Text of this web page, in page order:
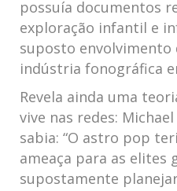
possuía documentos
exploração infantil e
suposto envolvimento
indústria fonográfica
Revela ainda uma
vive nas redes:
sabia: “O astro pop
ameaça para as elites
supostamente